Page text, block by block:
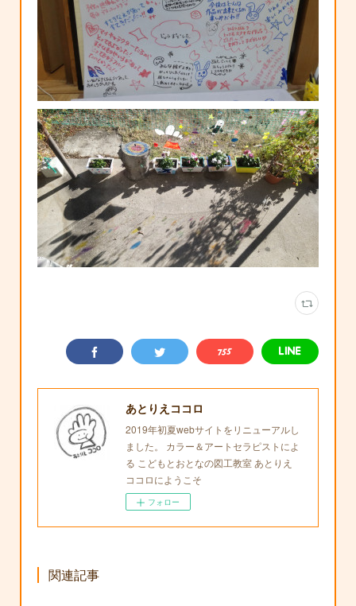
あとりえココロ
2019年初夏webサイトをリニューアルし
ました。 カラー＆アートセラピストによ
る こどもとおとなの図工教室 あとりえ
ココロにようこそ
フォロー
関連記事